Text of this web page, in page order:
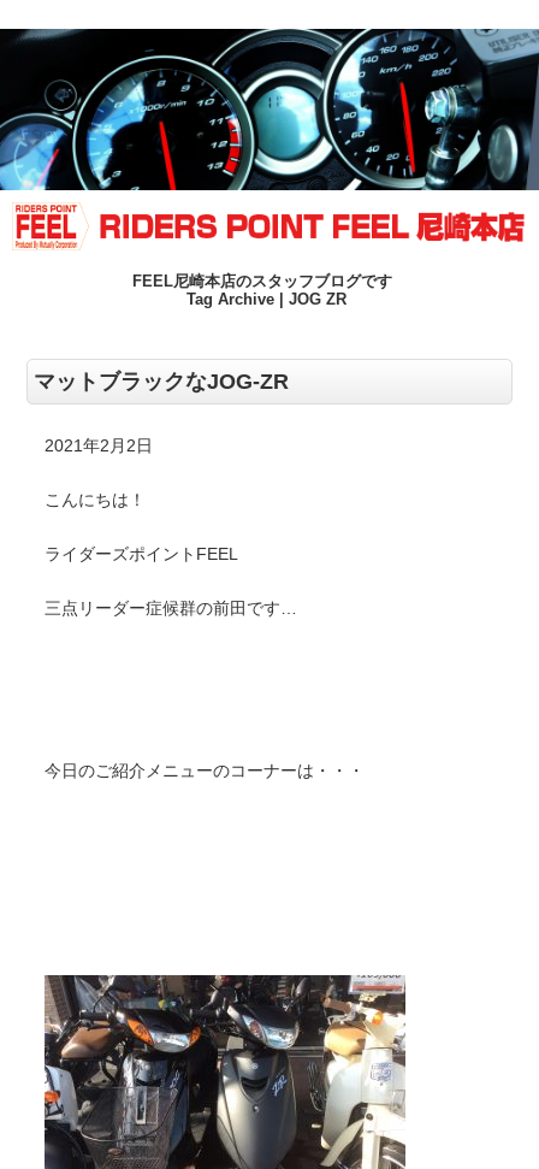
FEEL尼崎本店のスタッフブログです
Tag Archive | JOG ZR
マットブラックなJOG-ZR
2021年2月2日
こんにちは！
ライダーズポイントFEEL
三点リーダー症候群の前田です…
今日のご紹介メニューのコーナーは・・・